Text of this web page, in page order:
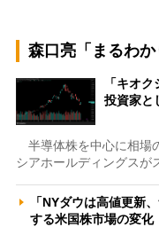
森口亮「まるわか
「キオ
投資家
半導体株を中心に相場
シアホールディングスが
「NYダウは高値更新
する米国株市場の変